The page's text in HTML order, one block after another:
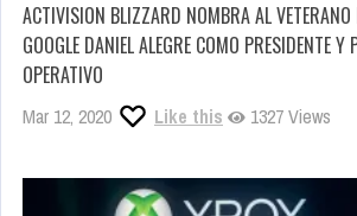
ACTIVISION BLIZZARD NOMBRA AL VETERANO
GOOGLE DANIEL ALEGRE COMO PRESIDENTE Y
OPERATIVO
Mar 12, 2020 Like this 1327 Views